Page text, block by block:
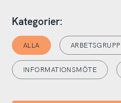
Kategorier:
ALLA
INFORMATIONSMÖTE